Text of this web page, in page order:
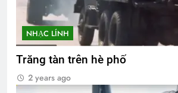
NHẠC LÍNH
Trăng tàn trên hè phố
2 years ago